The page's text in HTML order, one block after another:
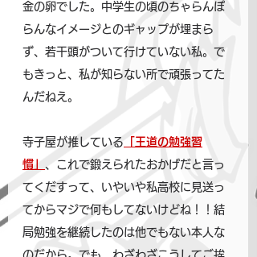
金の卵でした。中学生の頃のちゃらんぽ
らんなイメージとのギャップが埋まら
ず、若干頭がついて行けていない私。で
もきっと、私が知らない所で頑張ってた
んだねえ。
寺子屋が推している 「王道の勉強習
慣」 、これで鍛えられたおかげだと言っ
てくだすって、いやいや私高校に見送っ
てからマジで何もしてないけどね！！結
局勉強を継続したのは他でもない本人な
のだから。でも、わざわざこうしてご挨